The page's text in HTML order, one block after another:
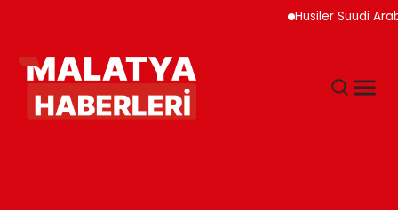
Husiler Suudi